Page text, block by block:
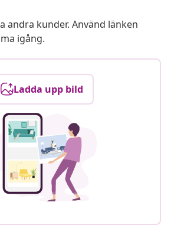
andra kunder. Använd länken
igång.
Ladda upp bild